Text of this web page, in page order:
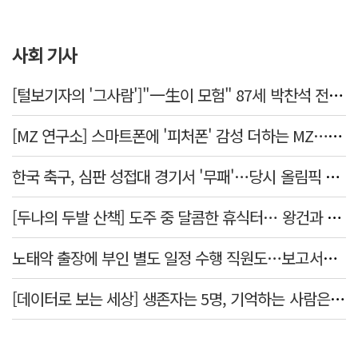
사회 기사
[털보기자의 '그사람']"一生이 모험" 87세 박찬석 전 경북대 총장
[MZ 연구소] 스마트폰에 '피처폰' 감성 더하는 MZ… 히퍼와 줄이어폰
한국 축구, 심판 성접대 경기서 '무패'…당시 올림픽 감독은 홍명보
[두나의 두발 산책] 도주 중 달콤한 휴식터… 왕건과 지명 산책
노태악 출장에 부인 별도 일정 수행 직원도…보고서엔 '공식일정 참석'
[데이터로 보는 세상] 생존자는 5명, 기억하는 사람은 늘었다